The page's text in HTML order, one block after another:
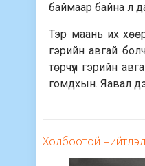
баймаар байна л
Тэр маань их
гэрийн авгай
төрчүүл гэрийн
гомдхын. Яавал
Холбоотой нийтлэл